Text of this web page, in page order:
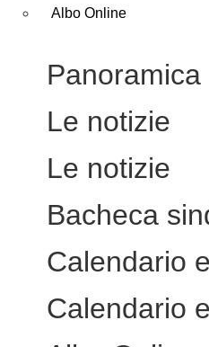
Albo Online
Panoramica
Le notizie
Le notizie
Bacheca
Calendario
Calendario